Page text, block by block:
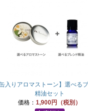
缶入りアロマストーン】選べる
精油セット
価格： 1,900円（税別）